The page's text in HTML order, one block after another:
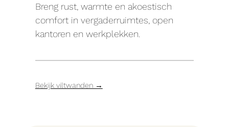
Breng rust, warmte en akoestisch
comfort in vergaderruimtes, open
kantoren en werkplekken.
Bekijk viltwanden →